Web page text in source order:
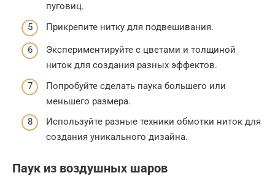
пуговиц.
Прикрепите нитку для подвешивания.
Экспериментируйте с цветами и толщиной
ниток для создания разных эффектов.
Попробуйте сделать паука большего или
меньшего размера.
Используйте разные техники обмотки ниток для
создания уникального дизайна.
Паук из воздушных шаров